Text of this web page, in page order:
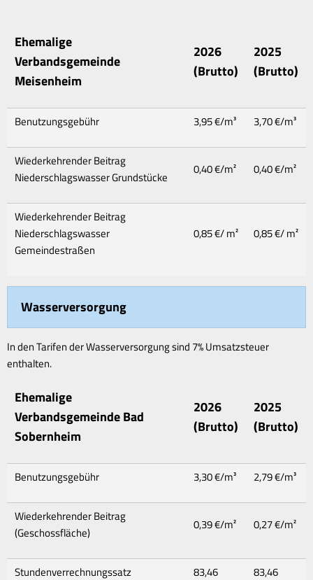
Ehemalige
Verbandsgemeinde
Meisenheim
2026
(Brutto)
2025
(Brutto)
Benutzungsgebühr 3,95 €/m³ 3,70 €/m³
Wiederkehrender Beitrag
Niederschlagswasser Grundstücke
0,40 €/m² 0,40 €/m²
Wiederkehrender Beitrag
Niederschlagswasser
Gemeindestraßen
0,85 €/ m² 0,85 €/ m²
Wasserversorgung
In den Tarifen der Wasserversorgung sind 7% Umsatzsteuer
enthalten.
Ehemalige
Verbandsgemeinde Bad
Sobernheim
2026
(Brutto)
2025
(Brutto)
Benutzungsgebühr 3,30 €/m³ 2,79 €/m³
Wiederkehrender Beitrag
(Geschossfläche)
0,39 €/m² 0,27 €/m²
Stundenverrechnungssatz 83,46 83,46